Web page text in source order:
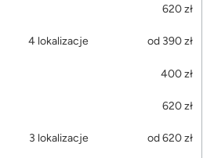
620 zł
4 lokalizacje od 390 zł
400 zł
620 zł
3 lokalizacje od 620 zł